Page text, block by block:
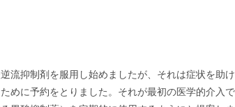
流抑制剤を服用し始めましたが、それは症状を助
めに予約をとりました。それが最初の医学的介入